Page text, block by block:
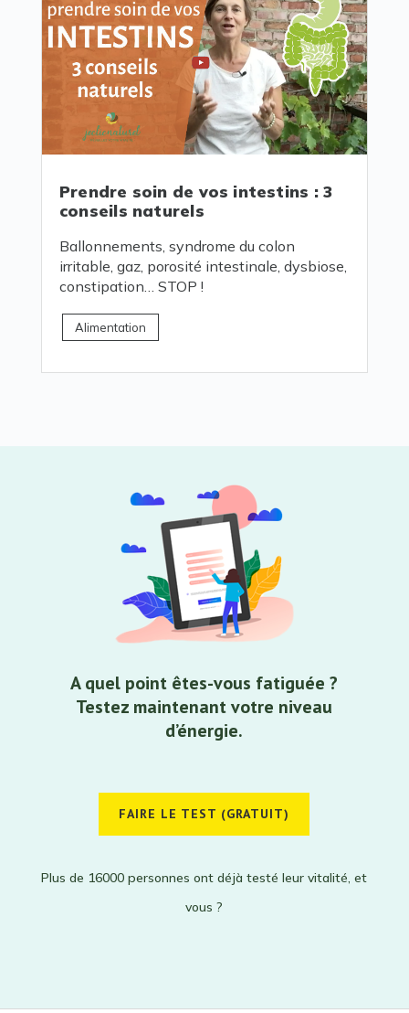
Prendre soin de vos intestins : 3
conseils naturels
Ballonnements, syndrome du colon
irritable, gaz, porosité intestinale, dysbiose,
constipation… STOP !
Alimentation
A quel point êtes-vous fatiguée ?
Testez maintenant votre niveau
d’énergie.
FAIRE LE TEST (GRATUIT)
Plus de 16000 personnes ont déjà testé leur vitalité, et
vous ?